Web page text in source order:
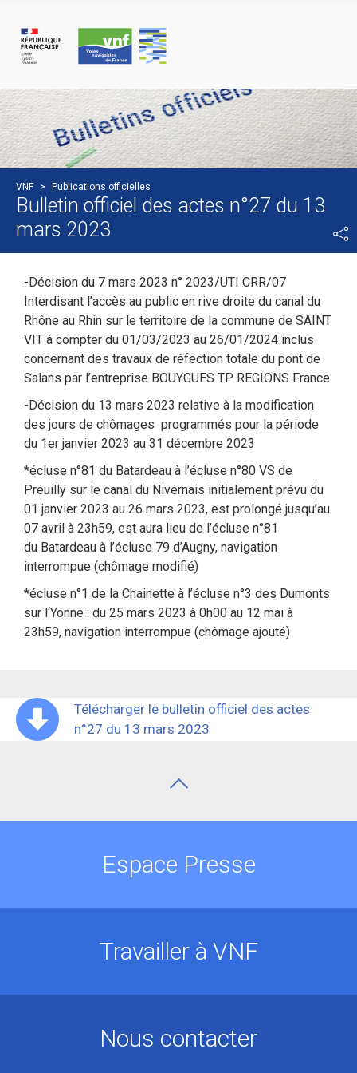
VNF > Publications officielles
Bulletin officiel des actes n°27 du 13
mars 2023
-Décision du 7 mars 2023 n° 2023/UTI CRR/07
Interdisant l’accès au public en rive droite du canal du
Rhône au Rhin sur le territoire de la commune de SAINT
VIT à compter du 01/03/2023 au 26/01/2024 inclus
concernant des travaux de réfection totale du pont de
Salans par l’entreprise BOUYGUES TP REGIONS France
-Décision du 13 mars 2023 relative à la modification
des jours de chômages programmés pour la période
du 1er janvier 2023 au 31 décembre 2023
*écluse n°81 du Batardeau à l’écluse n°80 VS de
Preuilly sur le canal du Nivernais initialement prévu du
01 janvier 2023 au 26 mars 2023, est prolongé jusqu’au
07 avril à 23h59, est aura lieu de l’écluse n°81
du Batardeau à l’écluse 79 d’Augny, navigation
interrompue (chômage modifié)
*écluse n°1 de la Chainette à l’écluse n°3 des Dumonts
sur l‘Yonne : du 25 mars 2023 à 0h00 au 12 mai à
23h59, navigation interrompue (chômage ajouté)
Télécharger le bulletin officiel des actes
n°27 du 13 mars 2023
Espace Presse
Travailler à VNF
Nous contacter